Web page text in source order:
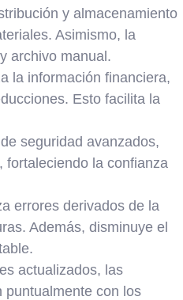
y almacenamiento
Asimismo, la
archivo manual.
la información financiera,
Esto facilita la
seguridad avanzados,
fortaleciendo la confianza
errores derivados de la
Además, disminuye el
actualizados, las
puntualmente con los